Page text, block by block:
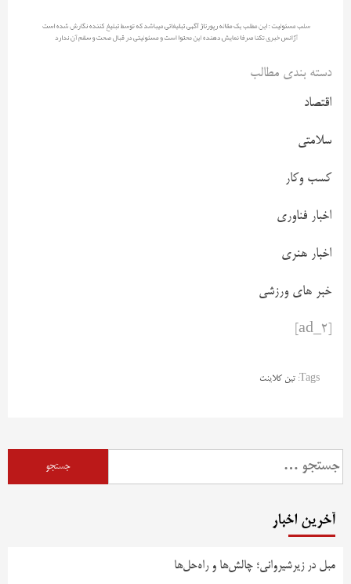
دسته بندی مطالب
اقتصاد
سلامتی
کسب وکار
اخبار فناوری
اخبار هنری
خبر های ورزشی
Tags: تین کلاینت
آخرین اخبار
مبل در زیرشیروانی؛ چالش‌ها و راه‌حل‌ها